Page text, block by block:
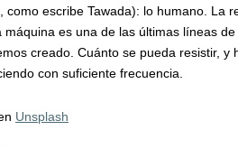
como escribe Tawada): lo humano. La
máquina es una de las últimas líneas
creado. Cuánto se pueda resistir,
con suficiente frecuencia.
Unsplash